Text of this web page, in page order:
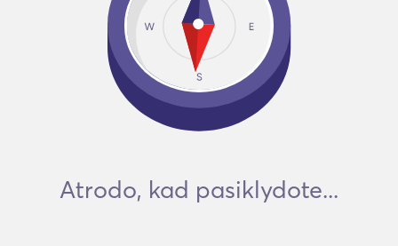
Atrodo, kad pasiklydote...